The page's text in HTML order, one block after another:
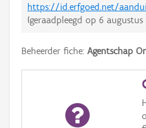
https://id.erfgoed.net/
(geraadpleegd op 6 augustus
Beheerder fiche: Agentschap